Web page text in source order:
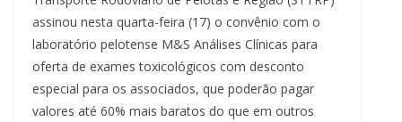
assinou nesta quarta-feira (17) o convênio com o
laboratório pelotense M&S Análises Clínicas para
oferta de exames toxicológicos com desconto
especial para os associados, que poderão pagar
valores até 60% mais baratos do que em outros